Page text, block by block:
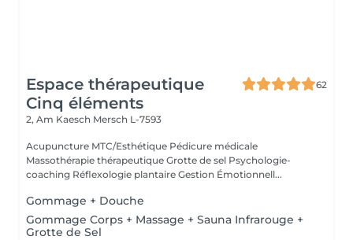
Espace thérapeutique
Cinq éléments
62
2, Am Kaesch Mersch L-7593
Acupuncture MTC/Esthétique Pédicure médicale
Massothérapie thérapeutique Grotte de sel Psychologie-
coaching Réflexologie plantaire Gestion Émotionnell...
Gommage + Douche
Gommage Corps + Massage + Sauna Infrarouge +
Grotte de Sel